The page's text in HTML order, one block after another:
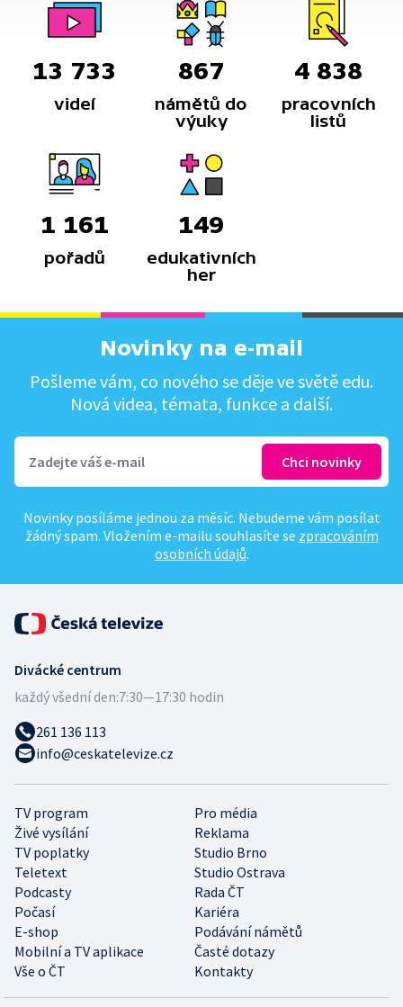
13 733
videí
867
námětů do
výuky
4 838
pracovních
listů
1 161
pořadů
149
edukativních
her
Novinky na e-mail
Pošleme vám, co nového se děje ve světě edu.
Nová videa, témata, funkce a další.
Novinky posíláme jednou za měsíc. Nebudeme vám posílat
žádný spam. Vložením e-mailu souhlasíte se zpracováním
osobních údajů.